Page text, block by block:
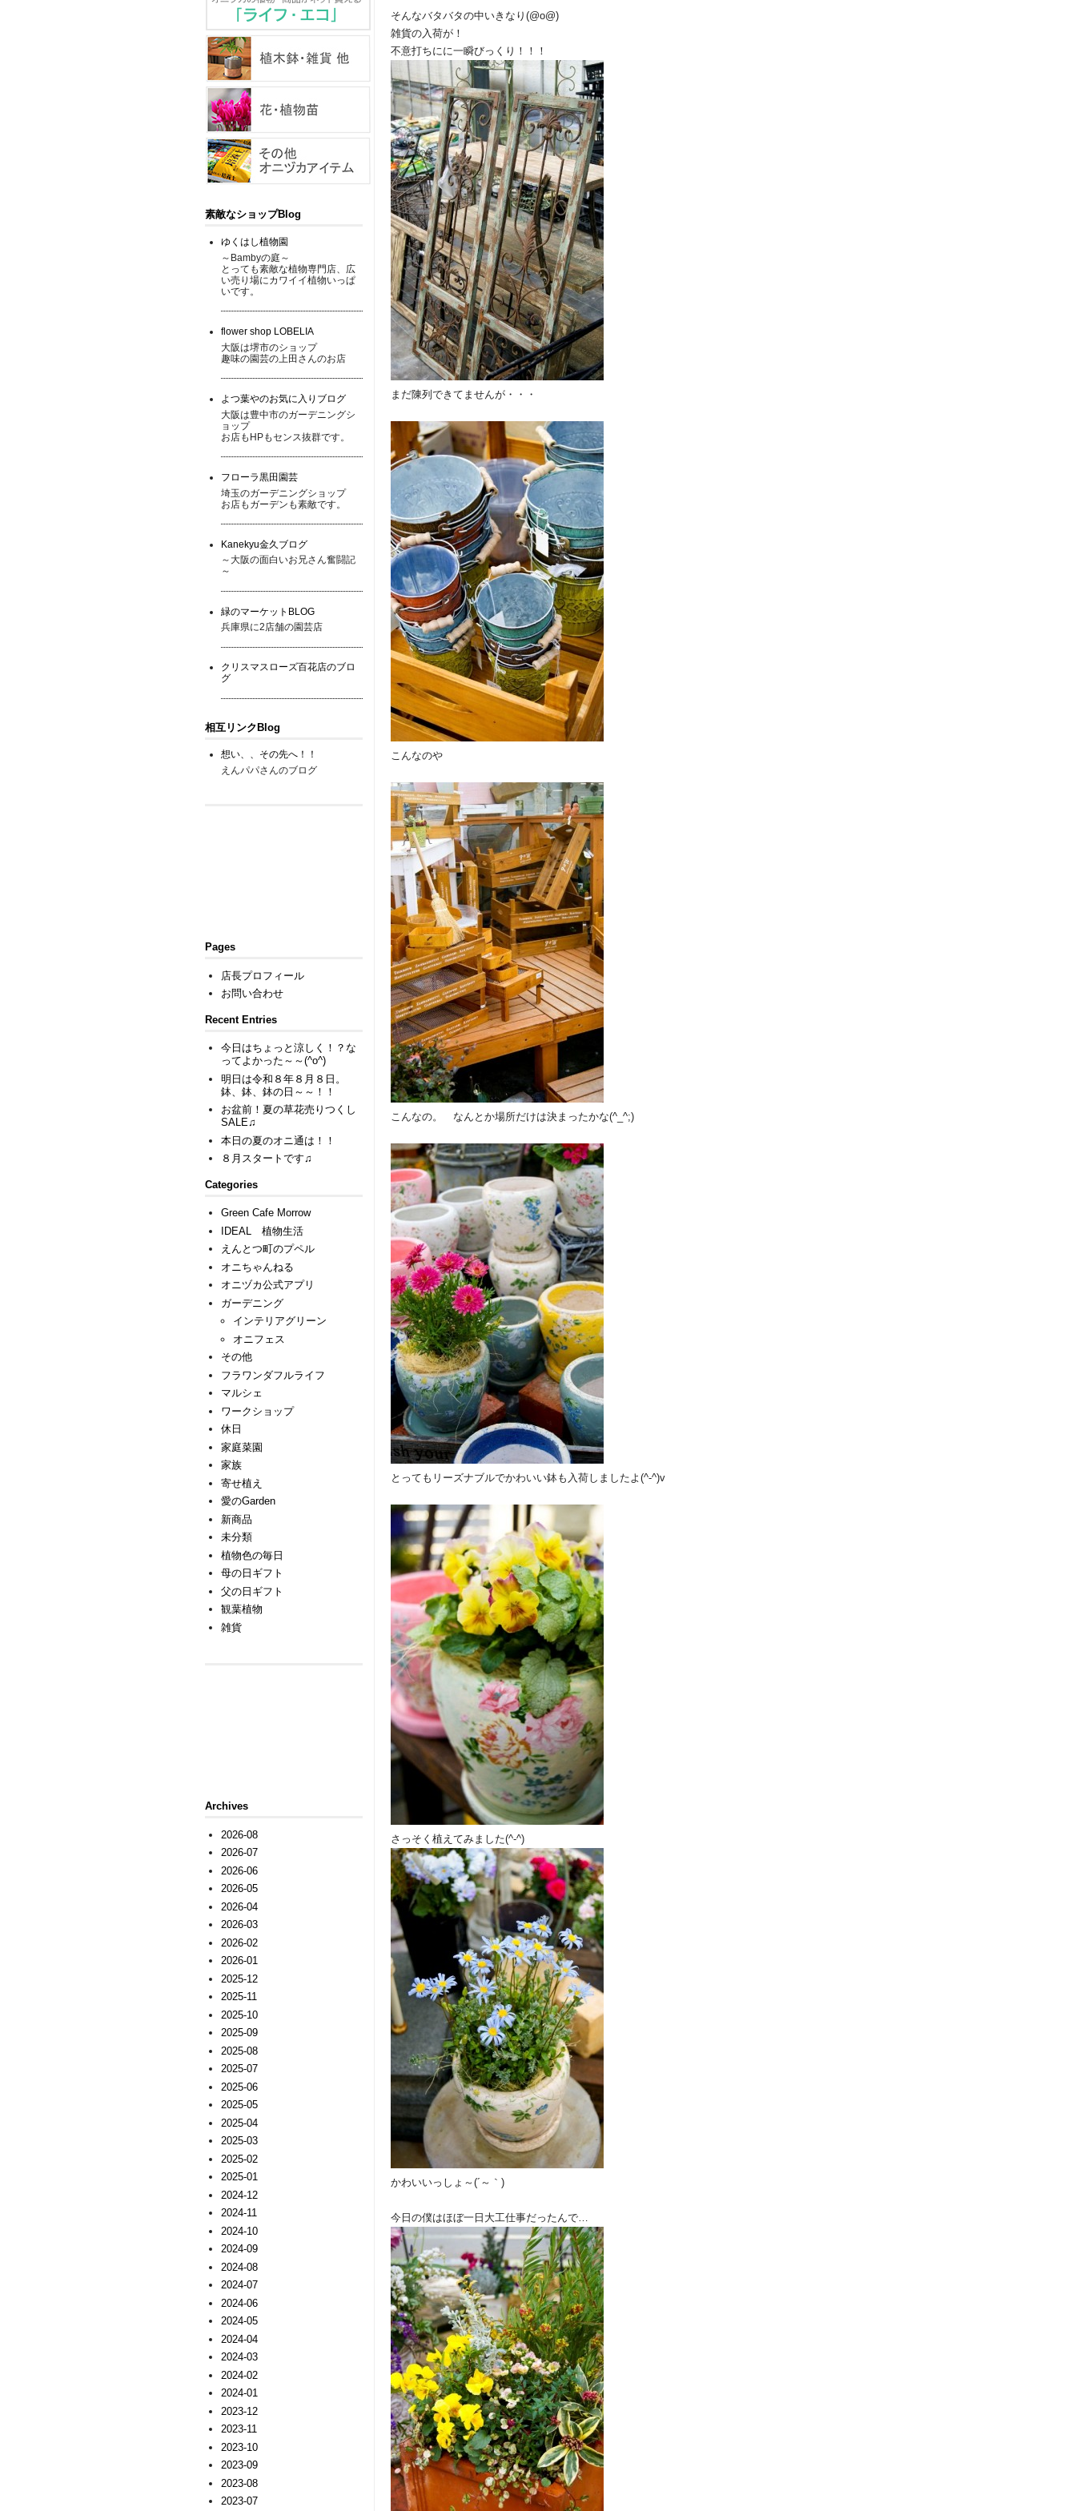
そんなバタバタの中いきなり(@o@)
雑貨の入荷が！
不意打ちにに一瞬びっくり！！！
まだ陳列できてませんが・・・
こんなのや
こんなの。 なんとか場所だけは決まったかな(^_^;)
とってもリーズナブルでかわいい鉢も入荷しましたよ(^-^)v
さっそく植えてみました(^-^)
かわいいっしょ～(´～｀)
今日の僕はほぼ一日大工仕事だったんで…
素敵なショップBlog
ゆくはし植物園
～Bambyの庭～
とっても素敵な植物専門店、広
い売り場にカワイイ植物いっぱ
いです。
flower shop LOBELIA
大阪は堺市のショップ
趣味の園芸の上田さんのお店
よつ葉やのお気に入りブログ
大阪は豊中市のガーデニングシ
ョップ
お店もHPもセンス抜群です。
フローラ黒田園芸
埼玉のガーデニングショップ
お店もガーデンも素敵です。
Kanekyu金久ブログ
～大阪の面白いお兄さん奮闘記
～
緑のマーケットBLOG
兵庫県に2店舗の園芸店
クリスマスローズ百花店のブロ
グ
相互リンクBlog
想い、、その先へ！！
えんパパさんのブログ
Pages
店長プロフィール
お問い合わせ
Recent Entries
今日はちょっと涼しく！？な
ってよかった～～(^o^)
明日は令和８年８月８日。
鉢、鉢、鉢の日～～！！
お盆前！夏の草花売りつくし
SALE♫
本日の夏のオニ通は！！
８月スタートです♫
Categories
Green Cafe Morrow
IDEAL 植物生活
えんとつ町のプペル
オニちゃんねる
オニヅカ公式アプリ
ガーデニング
インテリアグリーン
オニフェス
その他
フラワンダフルライフ
マルシェ
ワークショップ
休日
家庭菜園
家族
寄せ植え
愛のGarden
新商品
未分類
植物色の毎日
母の日ギフト
父の日ギフト
観葉植物
雑貨
Archives
2026-08
2026-07
2026-06
2026-05
2026-04
2026-03
2026-02
2026-01
2025-12
2025-11
2025-10
2025-09
2025-08
2025-07
2025-06
2025-05
2025-04
2025-03
2025-02
2025-01
2024-12
2024-11
2024-10
2024-09
2024-08
2024-07
2024-06
2024-05
2024-04
2024-03
2024-02
2024-01
2023-12
2023-11
2023-10
2023-09
2023-08
2023-07